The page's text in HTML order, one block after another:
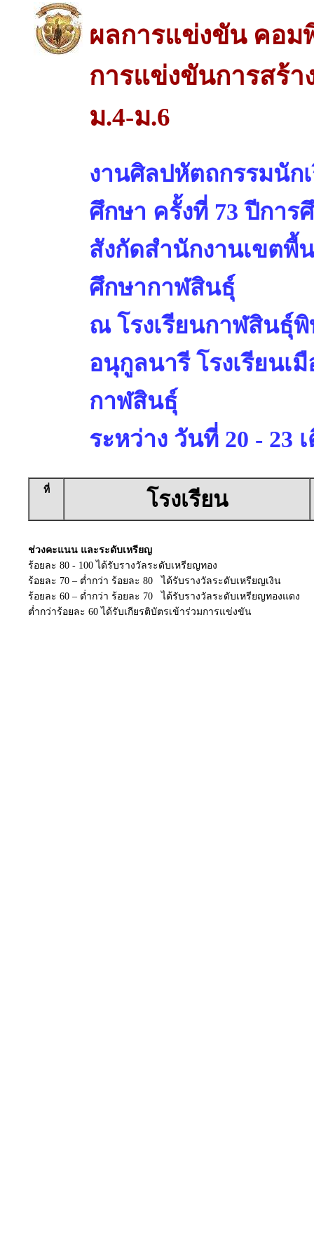
ผลการแข่งขัน คอม
การแข่งขันการสร้า
ม.4-ม.6
งานศิลปหัตถกรรมนัก
ศึกษา ครั้งที่ 73 ปีการ
สังกัดสำนักงานเขตพื้
ศึกษากาฬสินธุ์
ณ โรงเรียนกาฬสินธุ์พิ
อนุกูลนารี โรงเรียนเ
กาฬสินธุ์
ระหว่าง วันที่ 20 - 23
ที่ โรงเรียน
ช่วงคะแนน และระดับเหรียญ
ร้อยละ 80 - 100 ได้รับรางวัลระดับเหรียญทอง
ร้อยละ 70 – ต่ำกว่า ร้อยละ 80 ได้รับรางวัลระดับเหรียญเงิน
ร้อยละ 60 – ต่ำกว่า ร้อยละ 70 ได้รับรางวัลระดับเหรียญทองแดง
ต่ำกว่าร้อยละ 60 ได้รับเกียรติบัตรเข้าร่วมการแข่งขัน